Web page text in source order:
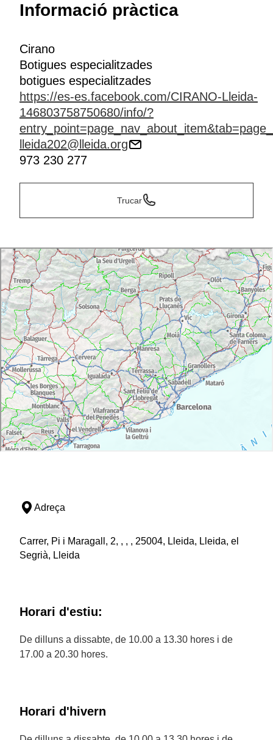
Informació pràctica
Cirano
Botigues especialitzades
botigues especialitzades
https://es-es.facebook.com/CIRANO-Lleida-
146803758750680/info/?
lleida202@lleida.org
973 230 277
Trucar
Adreça
Carrer, Pi i Maragall, 2, , , , 25004, Lleida, Lleida, el
Segrià, Lleida
Horari d'estiu:
De dilluns a dissabte, de 10.00 a 13.30 hores i de
17.00 a 20.30 hores.
Horari d'hivern